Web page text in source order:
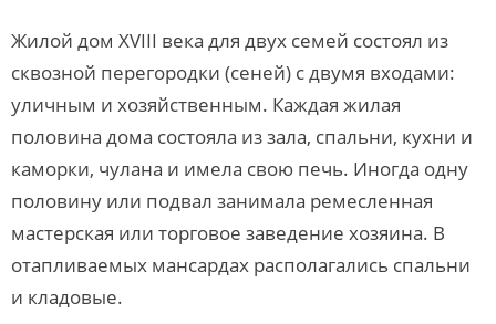
Жилой дом XVIII века для двух семей состоял из
сквозной перегородки (сеней) с двумя входами:
уличным и хозяйственным. Каждая жилая
половина дома состояла из зала, спальни, кухни и
каморки, чулана и имела свою печь. Иногда одну
половину или подвал занимала ремесленная
мастерская или торговое заведение хозяина. В
отапливаемых мансардах располагались спальни
и кладовые.